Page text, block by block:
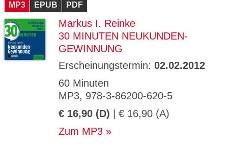
MP3 EPUB PDF
Markus I. Reinke
30 MINUTEN NEUKUNDEN-
GEWINNUNG
Erscheinungstermin: 02.02.2012
60 Minuten
MP3, 978-3-86200-620-5
€ 16,90 (D) | € 16,90 (A)
Zum MP3